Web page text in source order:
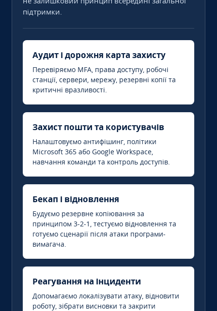
підтримки.
Аудит і дорожня карта захисту
Перевіряємо MFA, права доступу, робочі
станції, сервери, мережу, резервні копії та
критичні вразливості.
Захист пошти та користувачів
Налаштовуємо антифішинг, політики
Microsoft 365 або Google Workspace,
навчання команди та контроль доступів.
Бекап і відновлення
Будуємо резервне копіювання за
принципом 3-2-1, тестуємо відновлення та
готуємо сценарії після атаки програми-
вимагача.
Реагування на інциденти
Допомагаємо локалізувати атаку, відновити
роботу, зібрати висновки та закрити